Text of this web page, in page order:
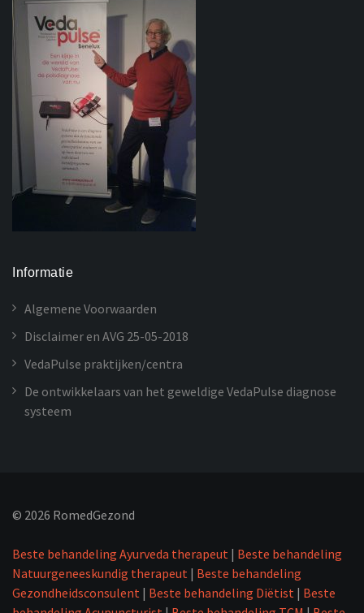
Informatie
Algemene Voorwaarden
Disclaimer en AVG 25-05-2018
VedaPulse praktijken/centra
De ontwikkelaars van het geweldige VedaPulse diagnose
systeem
© 2026 RomedGezond
Beste behandeling Ayurveda therapeut | Beste behandeling
Natuurgeneeskundig therapeut | Beste behandeling
Gezondheidsconsulent | Beste behandeling Diëtist | Beste